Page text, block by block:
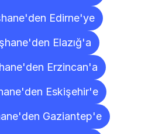
Edirne'ye
Elazığ'a
Erzincan'a
Eskişehir'e
Gaziantep'e